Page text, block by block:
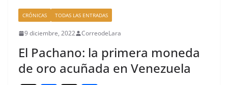
CRÓNICAS TODAS LAS ENTRADAS
9 diciembre, 2022 CorreodeLara
El Pachano: la primera moneda
de oro acuñada en Venezuela